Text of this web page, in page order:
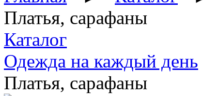
Платья, сарафаны
Каталог
Одежда на каждый день
Платья, сарафаны